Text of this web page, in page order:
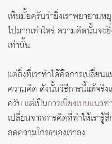
เห็นมั้ยครับว่ายิ่งเราพยายาม
ไปมากเท่าไหร่ ความคิดนั้นจะ
เท่านั้น
แต่สิ่งที่เราทำได้คือการเปลี่ย
ความคิด ดังนั้นวิธีการนี้แท้จริ
ครับ แต่เป็นการเบี่ยงเบนแนวท
เปลี่ยนจากการคิดที่ทำให้เรารู้
ลดความโกรธของเราลง